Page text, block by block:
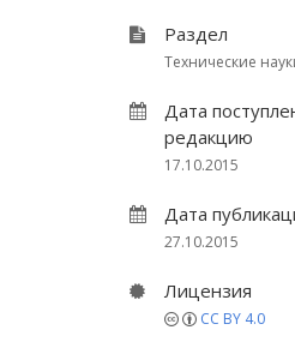
Раздел
Технические
Дата
редакцию
17.10.2015
Дата
27.10.2015
Лицензия
CC BY 4.0